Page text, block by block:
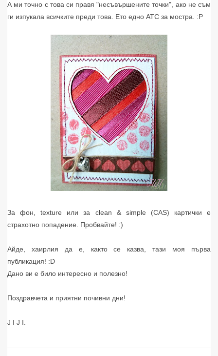
А ми точно с това си правя "несъвършените точки", ако не съм
ги изпукала всичките преди това. Ето едно АТС за мостра. :P
За фон, texture или за clean & simple (CAS) картички е
страхотно попадение. Пробвайте! :)
Айде, хаирлия да е, както се казва, тази моя първа
публикация! :D
Дано ви е било интересно и полезно!
Поздравчета и приятни почивни дни!
J I J I.